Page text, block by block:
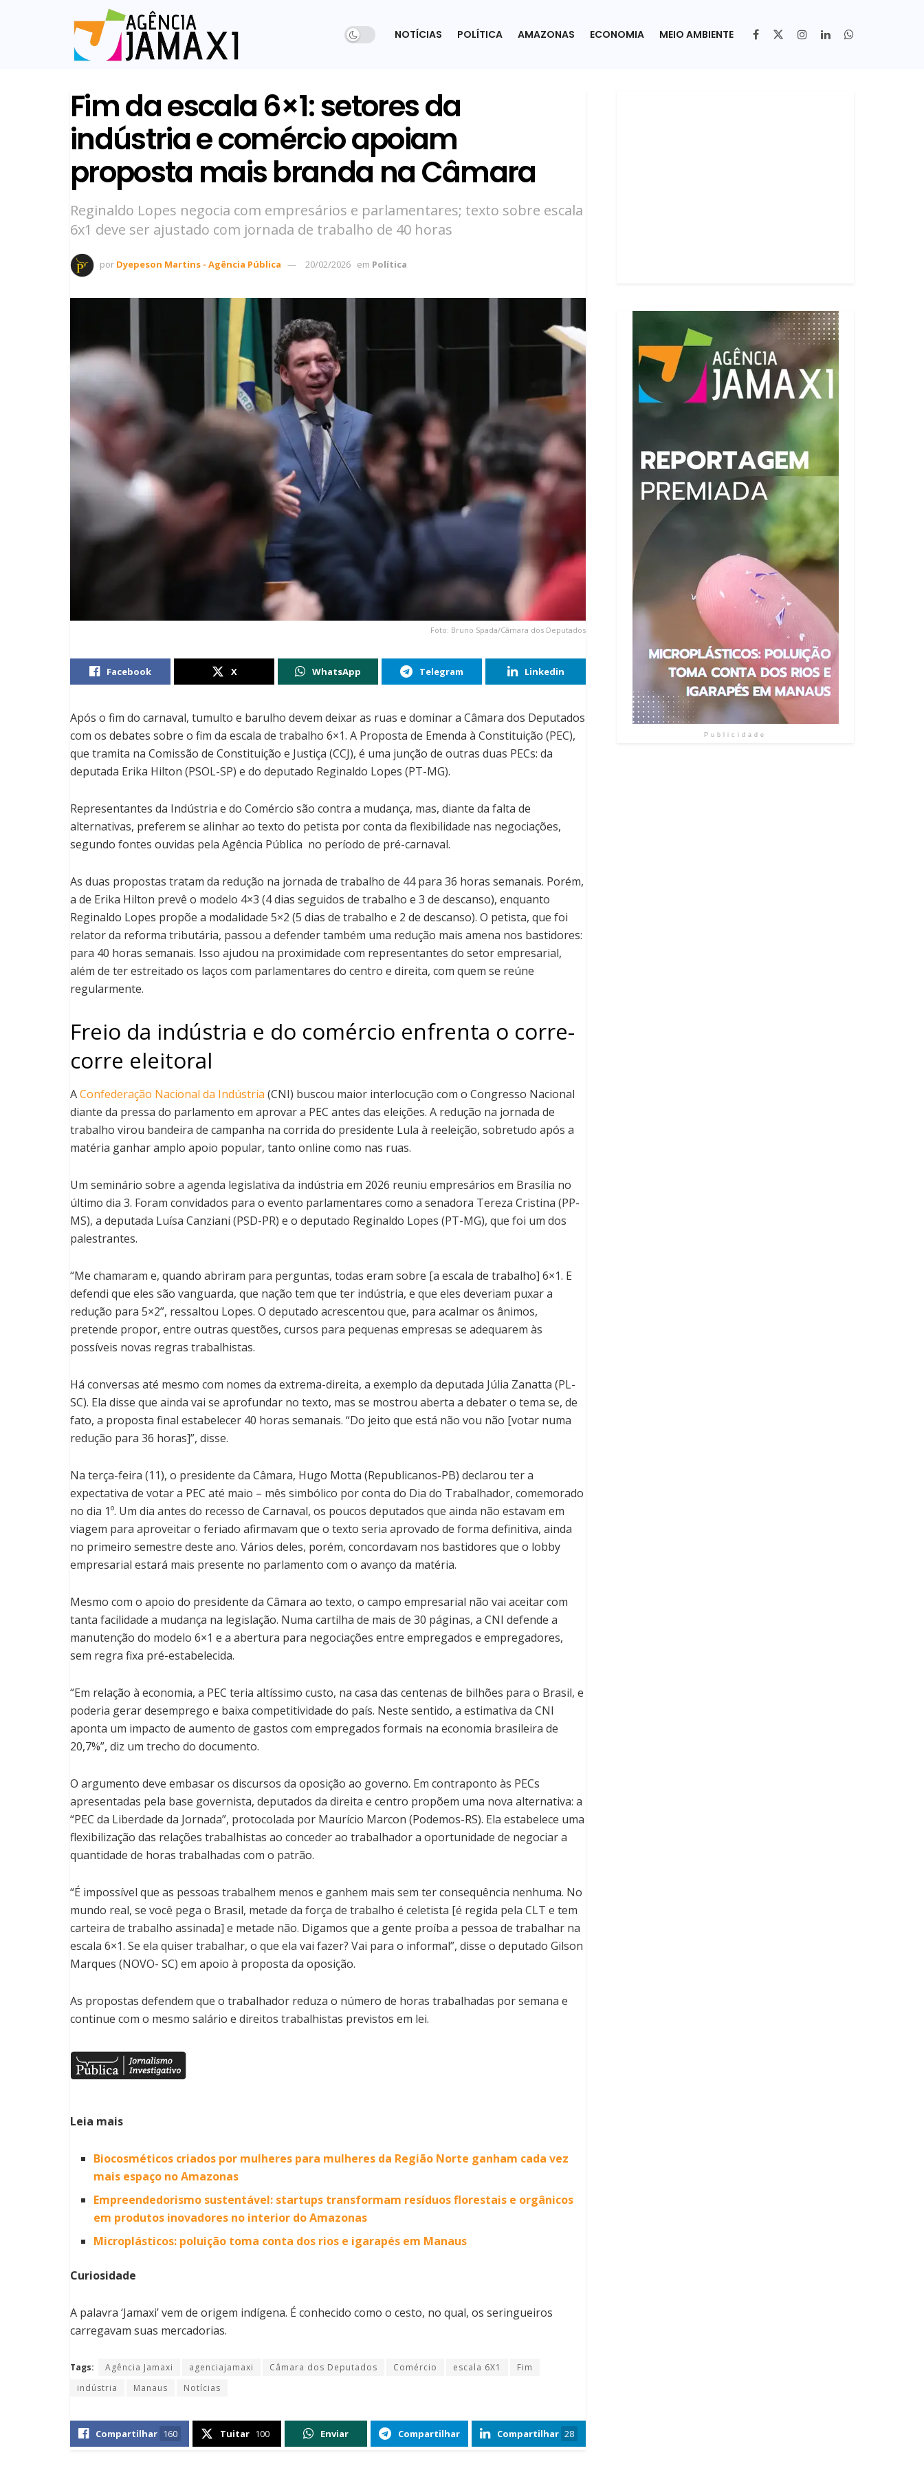
NOTÍCIAS POLÍTICA AMAZONAS ECONOMIA MEIO AMBIENTE
Fim da escala 6×1: setores da
indústria e comércio apoiam
proposta mais branda na Câmara
Reginaldo Lopes negocia com empresários e parlamentares; texto sobre escala
6x1 deve ser ajustado com jornada de trabalho de 40 horas
por Dyepeson Martins - Agência Pública 20/02/2026 em Política
Foto: Bruno Spada/Câmara dos Deputados
Facebook X WhatsApp Telegram Linkedin
Após o fim do carnaval, tumulto e barulho devem deixar as ruas e dominar a Câmara dos Deputados
com os debates sobre o fim da escala de trabalho 6×1. A Proposta de Emenda à Constituição (PEC),
que tramita na Comissão de Constituição e Justiça (CCJ), é uma junção de outras duas PECs: da
deputada Erika Hilton (PSOL-SP) e do deputado Reginaldo Lopes (PT-MG).
Representantes da Indústria e do Comércio são contra a mudança, mas, diante da falta de
alternativas, preferem se alinhar ao texto do petista por conta da flexibilidade nas negociações,
segundo fontes ouvidas pela Agência Pública no período de pré-carnaval.
As duas propostas tratam da redução na jornada de trabalho de 44 para 36 horas semanais. Porém,
a de Erika Hilton prevê o modelo 4×3 (4 dias seguidos de trabalho e 3 de descanso), enquanto
Reginaldo Lopes propõe a modalidade 5×2 (5 dias de trabalho e 2 de descanso). O petista, que foi
relator da reforma tributária, passou a defender também uma redução mais amena nos bastidores:
para 40 horas semanais. Isso ajudou na proximidade com representantes do setor empresarial,
além de ter estreitado os laços com parlamentares do centro e direita, com quem se reúne
regularmente.
Freio da indústria e do comércio enfrenta o corre-
corre eleitoral
AConfederação Nacional da Indústria (CNI) buscou maior interlocução com o Congresso Nacional
diante da pressa do parlamento em aprovar a PEC antes das eleições. A redução na jornada de
trabalho virou bandeira de campanha na corrida do presidente Lula à reeleição, sobretudo após a
matéria ganhar amplo apoio popular, tanto online como nas ruas.
Um seminário sobre a agenda legislativa da indústria em 2026 reuniu empresários em Brasília no
último dia 3. Foram convidados para o evento parlamentares como a senadora Tereza Cristina (PP-
MS), a deputada Luísa Canziani (PSD-PR) e o deputado Reginaldo Lopes (PT-MG), que foi um dos
palestrantes.
“Me chamaram e, quando abriram para perguntas, todas eram sobre [a escala de trabalho] 6×1. E
defendi que eles são vanguarda, que nação tem que ter indústria, e que eles deveriam puxar a
redução para 5×2”, ressaltou Lopes. O deputado acrescentou que, para acalmar os ânimos,
pretende propor, entre outras questões, cursos para pequenas empresas se adequarem às
possíveis novas regras trabalhistas.
Há conversas até mesmo com nomes da extrema-direita, a exemplo da deputada Júlia Zanatta (PL-
SC). Ela disse que ainda vai se aprofundar no texto, mas se mostrou aberta a debater o tema se, de
fato, a proposta final estabelecer 40 horas semanais. “Do jeito que está não vou não [votar numa
redução para 36 horas]”, disse.
Na terça-feira (11), o presidente da Câmara, Hugo Motta (Republicanos-PB) declarou ter a
expectativa de votar a PEC até maio – mês simbólico por conta do Dia do Trabalhador, comemorado
no dia 1º. Um dia antes do recesso de Carnaval, os poucos deputados que ainda não estavam em
viagem para aproveitar o feriado afirmavam que o texto seria aprovado de forma definitiva, ainda
no primeiro semestre deste ano. Vários deles, porém, concordavam nos bastidores que o lobby
empresarial estará mais presente no parlamento com o avanço da matéria.
Mesmo com o apoio do presidente da Câmara ao texto, o campo empresarial não vai aceitar com
tanta facilidade a mudança na legislação. Numa cartilha de mais de 30 páginas, a CNI defende a
manutenção do modelo 6×1 e a abertura para negociações entre empregados e empregadores,
sem regra fixa pré-estabelecida.
“Em relação à economia, a PEC teria altíssimo custo, na casa das centenas de bilhões para o Brasil, e
poderia gerar desemprego e baixa competitividade do país. Neste sentido, a estimativa da CNI
aponta um impacto de aumento de gastos com empregados formais na economia brasileira de
20,7%”, diz um trecho do documento.
O argumento deve embasar os discursos da oposição ao governo. Em contraponto às PECs
apresentadas pela base governista, deputados da direita e centro propõem uma nova alternativa: a
“PEC da Liberdade da Jornada”, protocolada por Maurício Marcon (Podemos-RS). Ela estabelece uma
flexibilização das relações trabalhistas ao conceder ao trabalhador a oportunidade de negociar a
quantidade de horas trabalhadas com o patrão.
“É impossível que as pessoas trabalhem menos e ganhem mais sem ter consequência nenhuma. No
mundo real, se você pega o Brasil, metade da força de trabalho é celetista [é regida pela CLT e tem
carteira de trabalho assinada] e metade não. Digamos que a gente proíba a pessoa de trabalhar na
escala 6×1. Se ela quiser trabalhar, o que ela vai fazer? Vai para o informal”, disse o deputado Gilson
Marques (NOVO- SC) em apoio à proposta da oposição.
As propostas defendem que o trabalhador reduza o número de horas trabalhadas por semana e
continue com o mesmo salário e direitos trabalhistas previstos em lei.
Leia mais
Biocosméticos criados por mulheres para mulheres da Região Norte ganham cada vez
mais espaço no Amazonas
Empreendedorismo sustentável: startups transformam resíduos florestais e orgânicos
em produtos inovadores no interior do Amazonas
Microplásticos: poluição toma conta dos rios e igarapés em Manaus
Curiosidade
A palavra ‘Jamaxi’ vem de origem indígena. É conhecido como o cesto, no qual, os seringueiros
carregavam suas mercadorias.
Tags: Agência Jamaxi agenciajamaxi Câmara dos Deputados Comércio escala 6X1
Fim
indústria
Manaus Notícias
Compartilhar 160 Tuitar 100 Enviar Compartilhar Compartilhar 28
Publicidade